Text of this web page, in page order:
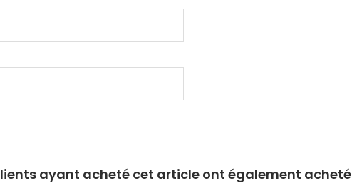
ayant acheté cet article ont également acheté